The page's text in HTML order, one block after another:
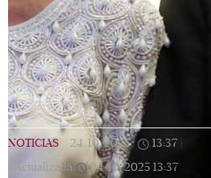
NOTICIAS 24/10/2025 | 13:37
Actualizada
24/10/2025 13:37